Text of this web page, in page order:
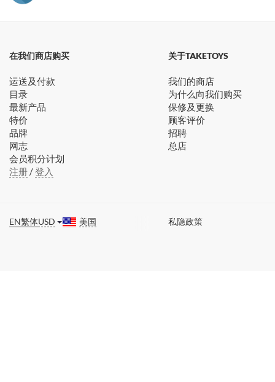
在我们商店购买
运送及付款
目录
最新产品
特价
品牌
网志
会员积分计划
注册/登入
关于TAKETOYS
我们的商店
为什么向我们购买
保修及更换
顾客评价
招聘
总店
EN繁体USD 美国 私隐政策